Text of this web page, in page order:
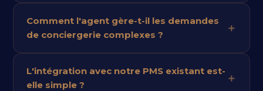
Comment l'agent gère-t-il les demandes
de conciergerie complexes ?
L'intégration avec notre PMS existant est-
elle simple ?